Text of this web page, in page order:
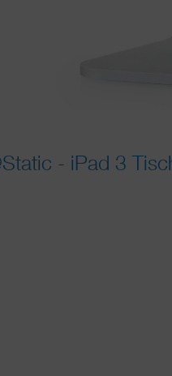
- iPad 3